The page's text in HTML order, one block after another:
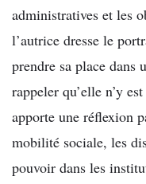
administratives et les
l’autrice dresse le
prendre sa place dans
rappeler qu’elle n’y
apporte une réflexion
mobilité sociale, les
pouvoir dans les